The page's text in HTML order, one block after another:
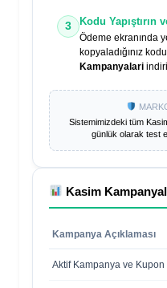
3 Kodu Yapıştırın
Ödeme ekranında
kopyaladığınız
Kampanyalari
Sistemimizdeki tüm
günlük olarak test
Kasim
Kampanya Açıklaması
Aktif Kampanya ve Kupon